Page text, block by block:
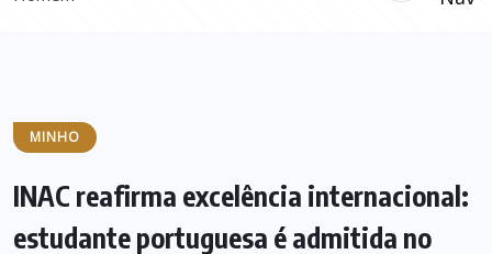
MINHO
INAC reafirma excelência internacional:
estudante portuguesa é admitida no